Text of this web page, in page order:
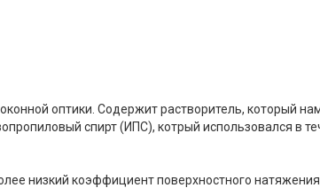
оптики. Содержит растворитель, который
спирт (ИПС), котрый использовался в
низкий коэффициент поверхностного